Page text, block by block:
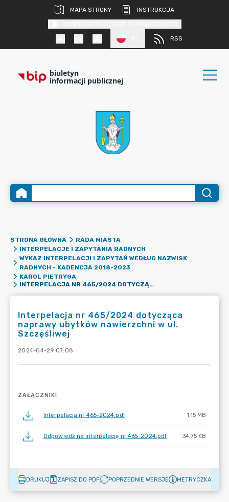
MAPA STRONY
INSTRUKCJA
RSS
biuletyn
informacji publicznej
STRONA GŁÓWNA
RADA MIASTA
INTERPELACJE I ZAPYTANIA RADNYCH
WYKAZ INTERPELACJI I ZAPYTAŃ WEDŁUG NAZWISK
RADNYCH - KADENCJA 2018-2023
KAROL PIETRYGA
INTERPELACJA NR 465/2024 DOTYCZĄCA NAPRAWY UBYTKÓW NAWIERZCHNI W UL. SZCZĘŚLIWEJ
Interpelacja nr 465/2024 dotycząca
naprawy ubytków nawierzchni w ul.
Szczęśliwej
2024-04-29 07:08
ZAŁĄCZNIKI
Interpelacja nr 465-2024.pdf 1.15 MB
Odpowiedź na interpelację nr 465-2024.pdf 34.75 KB
DRUKUJ ZAPISZ DO PDF POPRZEDNIE WERSJE METRYCZKA